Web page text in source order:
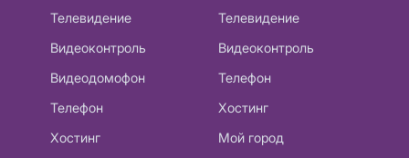
Телевидение
Видеоконтроль
Видеодомофон
Телефон
Хостинг
Телевидение
Видеоконтроль
Телефон
Хостинг
Мой город